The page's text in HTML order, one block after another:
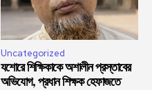
Uncategorized
যশোরে শিক্ষিকাকে অশালীন প্রস্তাবের
অভিযোগ, প্রধান শিক্ষক হেফাজতে